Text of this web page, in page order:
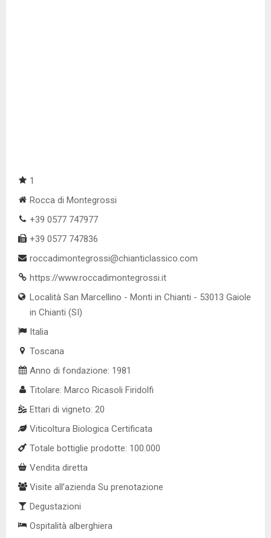
1
Rocca di Montegrossi
+39 0577 747977
+39 0577 747836
roccadimontegrossi@chianticlassico.com
https://www.roccadimontegrossi.it
Località San Marcellino - Monti in Chianti - 53013 Gaiole
in Chianti (SI)
Italia
Toscana
Anno di fondazione: 1981
Titolare: Marco Ricasoli Firidolfi
Ettari di vigneto: 20
Viticoltura Biologica Certificata
Totale bottiglie prodotte: 100.000
Vendita diretta
Visite all’azienda Su prenotazione
Degustazioni
Ospitalità alberghiera